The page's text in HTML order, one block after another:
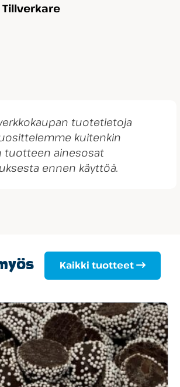
tuotetietoja
kuitenkin
tuotteen ainesosat
ennen käyttöä.
Kaikki tuotteet